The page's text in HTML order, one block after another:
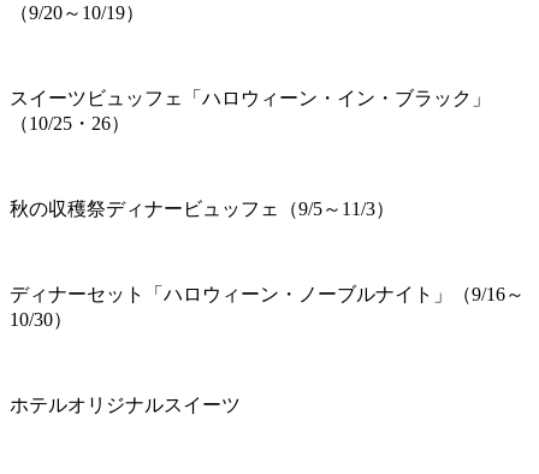
（9/20～10/19）
スイーツビュッフェ「ハロウィーン・イン・ブラック」
（10/25・26）
秋の収穫祭ディナービュッフェ（9/5～11/3）
ディナーセット「ハロウィーン・ノーブルナイト」（9/16～
10/30）
ホテルオリジナルスイーツ